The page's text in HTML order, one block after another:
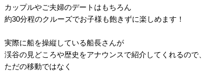
カップルやご夫婦のデートはもちろん
約30分程のクルーズでお子様も飽きずに楽しめます！
実際に船を操縦している船長さんが
渓谷の見どころや歴史をアナウンスで紹介してくれるので、
ただの移動ではなく